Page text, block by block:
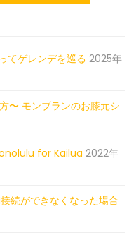
てゲレンデを巡る 2025年
〜 モンブランのお膝元シ
for Kailua 2022年
続ができなくなった場合